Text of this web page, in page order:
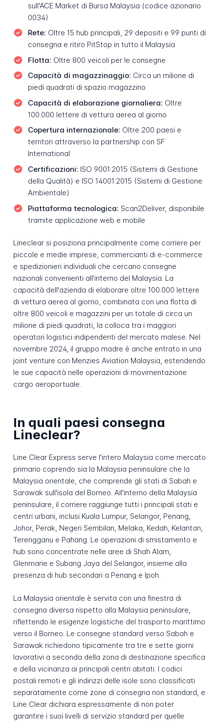
sull'ACE Market di Bursa Malaysia (codice azionario
0034)
Rete: Oltre 15 hub principali, 29 depositi e 99 punti di
consegna e ritiro PitStop in tutto il Malaysia
Flotta: Oltre 800 veicoli per le consegne
Capacità di magazzinaggio: Circa un milione di
piedi quadrati di spazio magazzino
Capacità di elaborazione giornaliera: Oltre
100.000 lettere di vettura aerea al giorno
Copertura internazionale: Oltre 200 paesi e
territori attraverso la partnership con SF
International
Certificazioni: ISO 9001:2015 (Sistemi di Gestione
della Qualità) e ISO 14001:2015 (Sistemi di Gestione
Ambientale)
Piattaforma tecnologica: Scan2Deliver, disponibile
tramite applicazione web e mobile
Lineclear si posiziona principalmente come corriere per
piccole e medie imprese, commercianti di e-commerce
e spedizionieri individuali che cercano consegne
nazionali convenienti all'interno del Malaysia. La
capacità dell'azienda di elaborare oltre 100.000 lettere
di vettura aerea al giorno, combinata con una flotta di
oltre 800 veicoli e magazzini per un totale di circa un
milione di piedi quadrati, la colloca tra i maggiori
operatori logistici indipendenti del mercato malese. Nel
novembre 2024, il gruppo madre è anche entrato in una
joint venture con Menzies Aviation Malaysia, estendendo
le sue capacità nelle operazioni di movimentazione
cargo aeroportuale.
In quali paesi consegna
Lineclear?
Line Clear Express serve l'intero Malaysia come mercato
primario coprendo sia la Malaysia peninsulare che la
Malaysia orientale, che comprende gli stati di Sabah e
Sarawak sull'isola del Borneo. All'interno della Malaysia
peninsulare, il corriere raggiunge tutti i principali stati e
centri urbani, inclusi Kuala Lumpur, Selangor, Penang,
Johor, Perak, Negeri Sembilan, Melaka, Kedah, Kelantan,
Terengganu e Pahang. Le operazioni di smistamento e
hub sono concentrate nelle aree di Shah Alam,
Glenmarie e Subang Jaya del Selangor, insieme alla
presenza di hub secondari a Penang e Ipoh.
La Malaysia orientale è servita con una finestra di
consegna diversa rispetto alla Malaysia peninsulare,
riflettendo le esigenze logistiche del trasporto marittimo
verso il Borneo. Le consegne standard verso Sabah e
Sarawak richiedono tipicamente tra tre e sette giorni
lavorativi a seconda della zona di destinazione specifica
e della vicinanza ai principali centri abitati. I codici
postali remoti e gli indirizzi delle isole sono classificati
separatamente come zone di consegna non standard, e
Line Clear dichiara espressamente di non poter
garantire i suoi livelli di servizio standard per quelle